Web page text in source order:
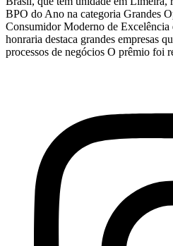
BPO do Ano na categoria Grandes
Consumidor Moderno de
honraria destaca grandes empresas
processos de negócios O prêmio